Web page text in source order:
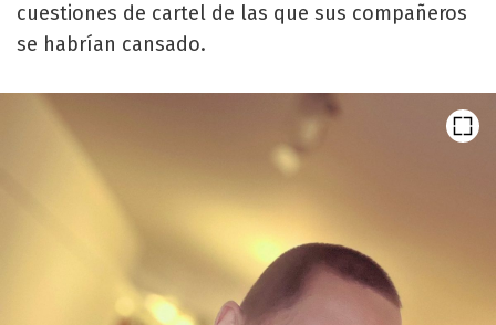
cuestiones de cartel de las que sus compañeros
se habrían cansado.